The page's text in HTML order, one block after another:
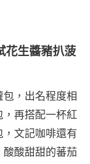
生醬豬扒菠
，出名程度相
再搭配一杯紅
文記咖啡還有
酸甜甜的蕃茄